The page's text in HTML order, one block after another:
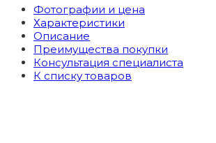
Фотографии и цена
Характеристики
Описание
Преимущества покупки
Консультация специалиста
К списку товаров